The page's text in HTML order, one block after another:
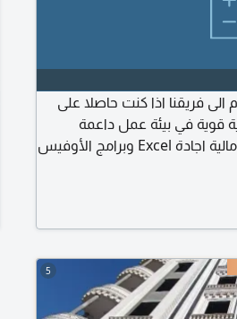
فريقنا اذا كنت حاصلا على
قوية في بيئة عمل داعمة
للتطوير والتعلم، بكالوريوس محاسبة أو مالية اجادة Excel وبرامج الأوفيس
5